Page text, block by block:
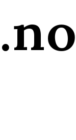
.no